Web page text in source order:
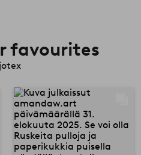
favourites